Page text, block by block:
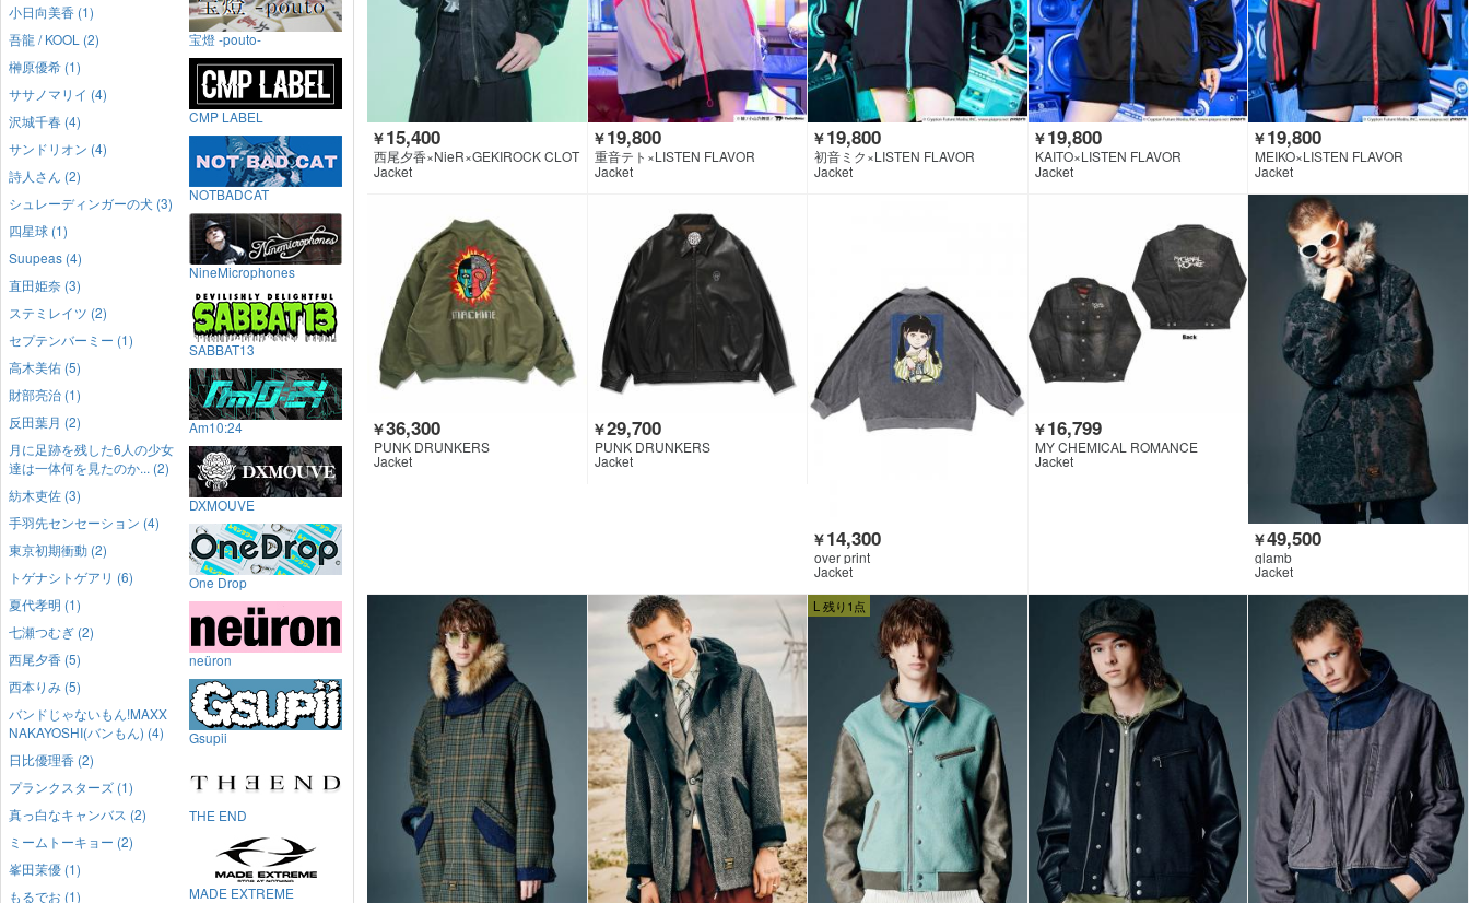
￥15,400
西尾夕香×NieR×GEKIROCK CLOT
HING
Jacket
￥19,800
重音テト×LISTEN FLAVOR
Jacket
￥19,800
初音ミク×LISTEN FLAVOR
Jacket
￥19,800
KAITO×LISTEN FLAVOR
Jacket
￥19,800
MEIKO×LISTEN FLAVOR
Jacket
￥36,300
PUNK DRUNKERS
Jacket
￥29,700
PUNK DRUNKERS
Jacket
￥14,300
over print
Jacket
￥16,799
MY CHEMICAL ROMANCE
Jacket
￥49,500
glamb
Jacket
L 残り1点
小日向美香 (1)
吾龍 / KOOL (2)
榊原優希 (1)
ササノマリイ (4)
沢城千春 (4)
サンドリオン (4)
詩人さん (2)
シュレーディンガーの犬 (3)
四星球 (1)
Suupeas (4)
直田姫奈 (3)
ステミレイツ (2)
セプテンバーミー (1)
高木美佑 (5)
財部亮治 (1)
反田葉月 (2)
月に足跡を残した6人の少女
達は一体何を見たのか... (2)
紡木吏佐 (3)
手羽先センセーション (4)
東京初期衝動 (2)
トゲナシトゲアリ (6)
夏代孝明 (1)
七瀬つむぎ (2)
西尾夕香 (5)
西本りみ (5)
バンドじゃないもん!MAXX
NAKAYOSHI(バンもん) (4)
日比優理香 (2)
プランクスターズ (1)
真っ白なキャンバス (2)
ミームトーキョー (2)
峯田茉優 (1)
もるでお (1)
宝燈 -pouto-
CMP LABEL
NOTBADCAT
NineMicrophones
SABBAT13
Am10:24
DXMOUVE
One Drop
neüron
Gsupii
THE END
MADE EXTREME